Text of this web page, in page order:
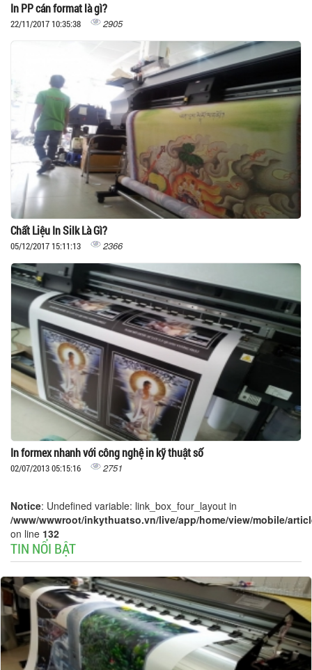
In PP cán format là gì?
22/11/2017 10:35:38 2905
Chất Liệu In Silk Là Gì?
05/12/2017 15:11:13 2366
In formex nhanh với công nghệ in kỹ thuật số
02/07/2013 05:15:16 2751
Notice: Undefined variable: link_box_four_layout in
/www/wwwroot/inkythuatso.vn/live/app/home/view/mobile/
on line 132
TIN NỔI BẬT